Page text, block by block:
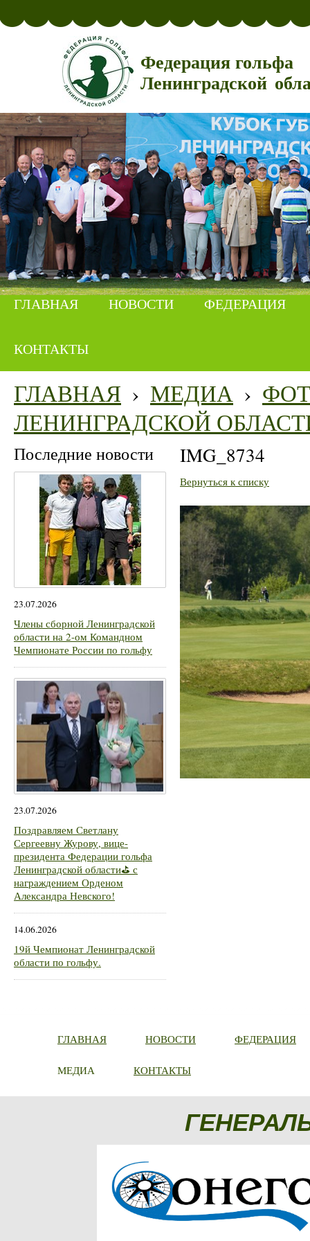
Федерация гольфа
Ленинградской
ГЛАВНАЯ НОВОСТИ ФЕДЕРАЦИЯ
КОНТАКТЫ
ГЛАВНАЯ › МЕДИА ›
ЛЕНИНГРАДСКОЙ
Последние новости
23.07.2026
Члены сборной Ленинградской
области на 2-ом Командном
Чемпионате России по гольфу
23.07.2026
Поздравляем Светлану
Сергеевну Журову, вице-
президента Федерации гольфа
Ленинградской области⛳ с
награждением Орденом
Александра Невского!
14.06.2026
19й Чемпионат Ленинградской
области по гольфу.
IMG_8734
Вернуться к списку
ГЛАВНАЯ НОВОСТИ ФЕДЕРАЦИЯ
МЕДИА КОНТАКТЫ